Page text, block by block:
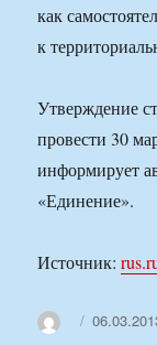
как
к
Утверждение
провести 30
информирует
«Единение».
Источник:
Автор